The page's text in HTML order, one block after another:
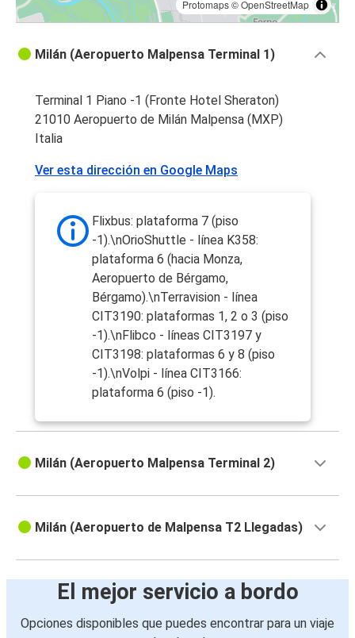
Protomaps©OpenStreetMap
Milán (Aeropuerto Malpensa Terminal 1)
Terminal 1 Piano -1 (Fronte Hotel Sheraton)
21010 Aeropuerto de Milán Malpensa (MXP)
Italia
Ver esta dirección en Google Maps
Flixbus: plataforma 7 (piso
-1).\nOrioShuttle - línea K358:
plataforma 6 (hacia Monza,
Aeropuerto de Bérgamo,
Bérgamo).\nTerravision - línea
CIT3190: plataformas 1, 2 o 3 (piso
-1).\nFlibco - líneas CIT3197 y
CIT3198: plataformas 6 y 8 (piso
-1).\nVolpi - línea CIT3166:
plataforma 6 (piso -1).
Milán (Aeropuerto Malpensa Terminal 2)
Milán (Aeropuerto de Malpensa T2 Llegadas)
El mejor servicio a bordo
Opciones disponibles que puedes encontrar para un viaje